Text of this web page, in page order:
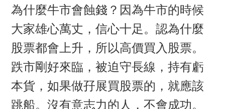
為什麼牛市會蝕錢？因為牛市的時候
大家雄心萬丈，信心十足。認為什麼
股票都會上升，所以高價買入股票。
跌市剛好來臨，被迫守長線，持有虧
本貨，如果做孖展買股票的，就應該
跳船。沒有意志力的人，不會成功。